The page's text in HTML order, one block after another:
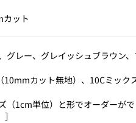
ット
グレー、グレイッシュブラウン
10mmカット無地）、10Cミック
（1cm単位）と形でオーダーが